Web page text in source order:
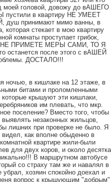
моей головой, довожу до вАШЕГО
пустили в квартиру НЕ УМЕЕТ
принимают мимо ванны, в
которая стекает в мою квартиру
комнаты проступает грибок,
НЕ ПРИМЕТЕ МЕРЫ САМИ, ТО Я
после этого с вАШЕЙ
ДОСТАЛО!!!
ночью, в кишлаке на 12 этаже, в
битами и проломленными
крышуют эти кишлаки,
им плевать, что мкр.
поселение? Вместо того, чтобы
незаконных жильцов,
лишних при проверке не было. Я
как вполне обыденно в
квартире жили-были
для двух коров, и около десятка
В маршрутном автобусе
со страху там же и навалял в
убрал, хозяин спокойно доехал и
вопрос к крышующим "добрым"